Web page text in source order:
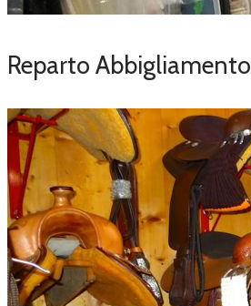
Reparto Abbigliamento